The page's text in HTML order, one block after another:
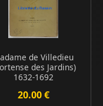
de Villedieu
des Jardins)
1632-1692
20.00 €